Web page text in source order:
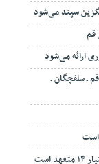
سپند می‌شود
قم ـ سلفچگان ـ